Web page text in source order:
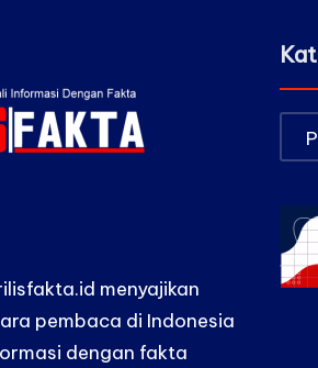
menyajikan
pembaca di Indonesia
dengan fakta